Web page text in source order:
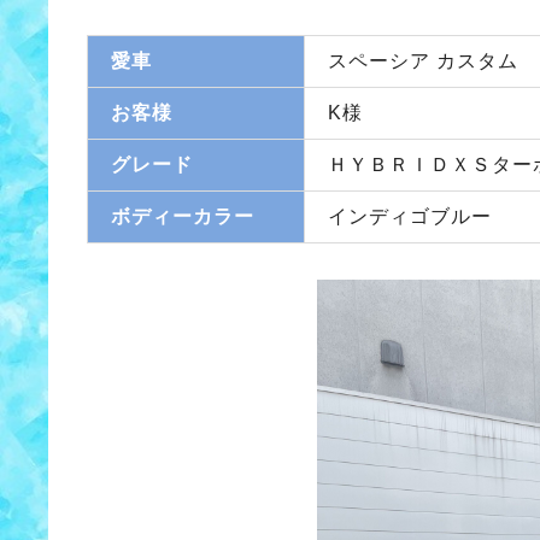
愛車 スペーシア カスタム
お客様 K様
グレード ＨＹＢＲＩＤＸＳター
ボディーカラー インディゴブルー